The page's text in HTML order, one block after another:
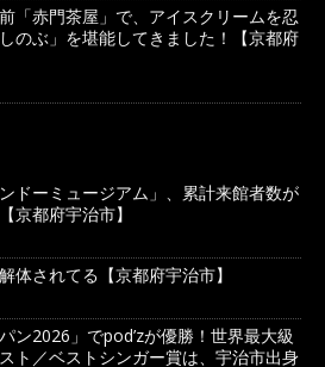
「赤門茶屋」で、アイスクリームを忍
のぶ」を堪能してきました！【京都府
ドーミュージアム」、累計来館者数が
京都府宇治市】
体されてる【京都府宇治市】
ン2026」でpod’zが優勝！世界最大級
ト／ベストシンガー賞は、宇治市出身